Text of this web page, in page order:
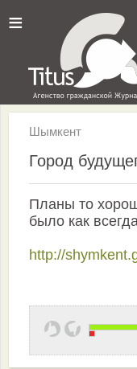
≡
Шымкент
Город
Планы то
было как
http://